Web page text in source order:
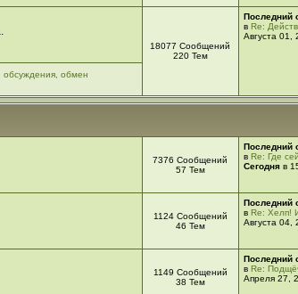
18077 Сообщений
220 Тем
Последний
в Re:
Августа 01,
обсуждения, обмен
7376 Сообщений
57 Тем
Последний
в Re: Где
Сегодняв
1124 Сообщений
46 Тем
Последний
в Re: Хелп!
Августа 04,
1149 Сообщений
38 Тем
Последний
в Re:
Апреля 27,